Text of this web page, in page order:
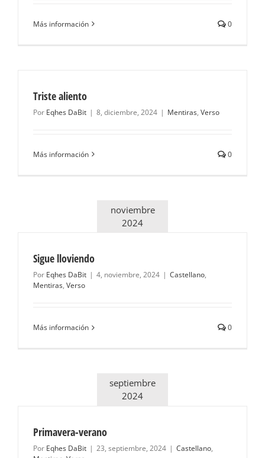
Más información 0
Triste aliento
Por Eqhes DaBit | 8, diciembre, 2024 | Mentiras, Verso
Más información 0
noviembre
2024
Sigue lloviendo
Por Eqhes DaBit | 4, noviembre, 2024 | Castellano,
Mentiras, Verso
Más información 0
septiembre
2024
Primavera-verano
Por Eqhes DaBit | 23, septiembre, 2024 | Castellano,